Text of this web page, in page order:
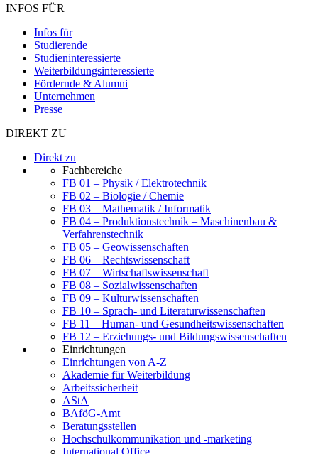
INFOS FÜR
Infos für
Studierende
Studieninteressierte
Weiterbildungsinteressierte
Fördernde & Alumni
Unternehmen
Presse
DIREKT ZU
Direkt zu
Fachbereiche
FB 01 – Physik / Elektrotechnik
FB 02 – Biologie / Chemie
FB 03 – Mathematik / Informatik
FB 04 – Produktionstechnik – Maschinenbau &
Verfahrenstechnik
FB 05 – Geowissenschaften
FB 06 – Rechtswissenschaft
FB 07 – Wirtschaftswissenschaft
FB 08 – Sozialwissenschaften
FB 09 – Kulturwissenschaften
FB 10 – Sprach- und Literaturwissenschaften
FB 11 – Human- und Gesundheitswissenschaften
FB 12 – Erziehungs- und Bildungswissenschaften
Einrichtungen
Einrichtungen von A-Z
Akademie für Weiterbildung
Arbeitssicherheit
AStA
BAföG-Amt
Beratungsstellen
Hochschulkommunikation und -marketing
International Office